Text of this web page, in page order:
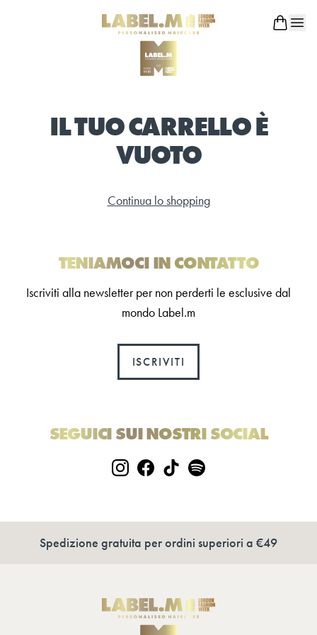
IL TUO CARRELLO È
VUOTO
Continua lo shopping
TENIAMOCI IN CONTATTO
Iscriviti alla newsletter per non perderti le esclusive dal
mondo Label.m
ISCRIVITI
SEGUICI SUI NOSTRI SOCIAL
Spedizione gratuita per ordini superiori a €49